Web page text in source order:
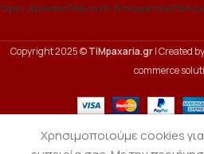
Όροι ΧρήσηςΠολιτική Απορρήτου
Copyright 2025 ©TiMpaxaria.gr| Created
commerce
Χρησιμοποιούμε cookies